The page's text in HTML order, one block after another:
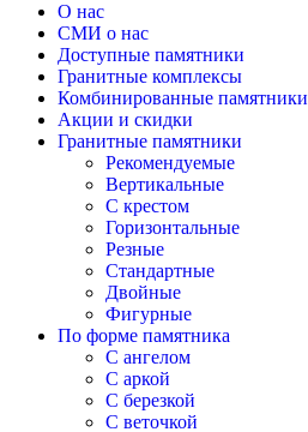
О нас
СМИ о нас
Доступные памятники
Гранитные комплексы
Комбинированные памятники
Акции и скидки
Гранитные памятники
Рекомендуемые
Вертикальные
С крестом
Горизонтальные
Резные
Стандартные
Двойные
Фигурные
По форме памятника
С ангелом
С аркой
С березкой
С веточкой